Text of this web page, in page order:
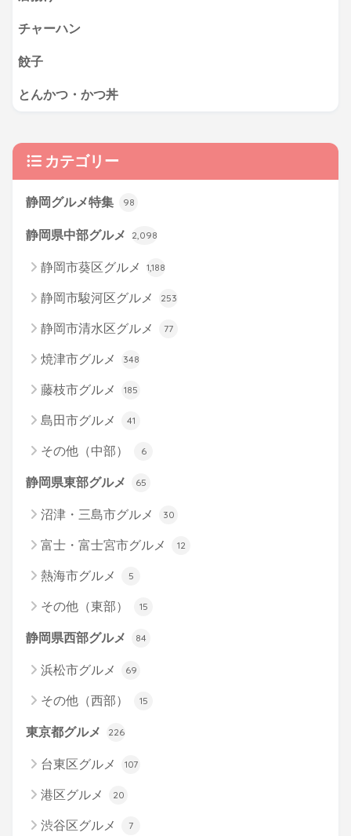
チャーハン
餃子
とんかつ・かつ丼
カテゴリー
静岡グルメ特集 98
静岡県中部グルメ 2,098
静岡市葵区グルメ 1,188
静岡市駿河区グルメ 253
静岡市清水区グルメ 77
焼津市グルメ 348
藤枝市グルメ 185
島田市グルメ 41
その他（中部） 6
静岡県東部グルメ 65
沼津・三島市グルメ 30
富士・富士宮市グルメ 12
熱海市グルメ 5
その他（東部） 15
静岡県西部グルメ 84
浜松市グルメ 69
その他（西部） 15
東京都グルメ 226
台東区グルメ 107
港区グルメ 20
渋谷区グルメ 7